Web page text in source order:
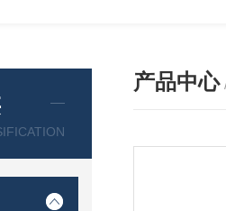
产品中心